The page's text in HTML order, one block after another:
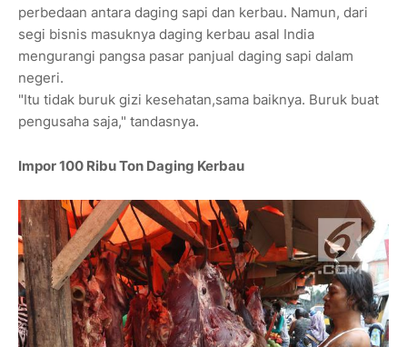
perbedaan antara daging sapi dan kerbau. Namun, dari
segi bisnis masuknya daging kerbau asal India
mengurangi pangsa pasar panjual daging sapi dalam
negeri.
"Itu tidak buruk gizi kesehatan,sama baiknya. Buruk buat
pengusaha saja," tandasnya.
Impor 100 Ribu Ton Daging Kerbau